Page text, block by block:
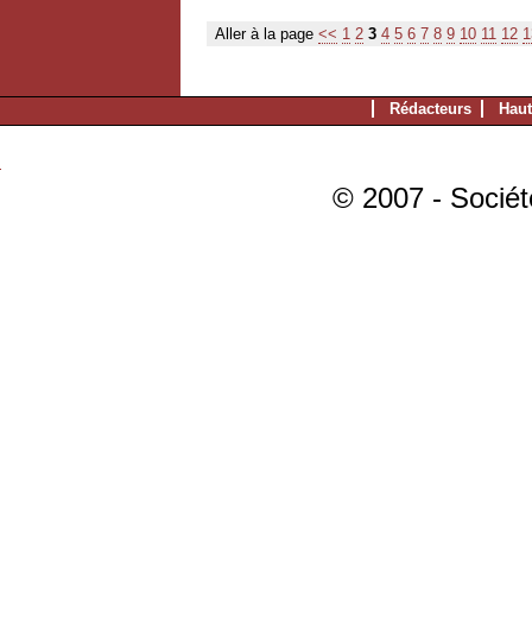
Aller à la page << 1 2 3 4 5 6 7 8 9 10 11 12
Rédacteurs
© 2007 -